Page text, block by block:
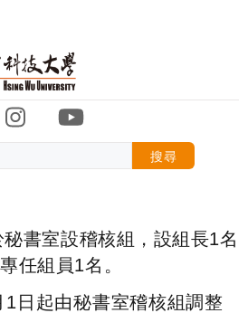
搜尋
書室設稽核組，設組長1名
任組員1名。
日起由秘書室稽核組調整